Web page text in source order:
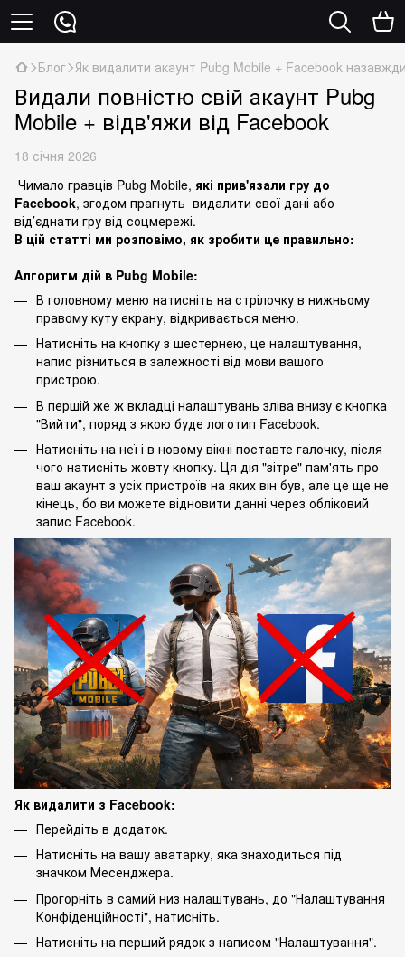
Блог Як видалити акаунт Pubg Mobile + Facebook
Видали повністю свій акаунт Pubg
Mobile + відв'яжи від Facebook
18 січня 2026
Чимало гравців Pubg Mobile, які прив'язали гру до
Facebook, згодом прагнуть видалити свої дані або
від’єднати гру від соцмережі.
В цій статті ми розповімо, як зробити це правильно:
Алгоритм дій в Pubg Mobile:
В головному меню натисніть на стрілочку в нижньому
правому куту екрану, відкривається меню.
Натисніть на кнопку з шестернею, це налаштування,
напис різниться в залежності від мови вашого
пристрою.
В першій же ж вкладці налаштувань зліва внизу є кнопка
"Вийти", поряд з якою буде логотип Facebook.
Натисніть на неї і в новому вікні поставте галочку, після
чого натисніть жовту кнопку. Ця дія "зітре" пам'ять про
ваш акаунт з усіх пристроїв на яких він був, але це ще не
кінець, бо ви можете відновити данні через обліковий
запис Facebook.
Як видалити з Facebook:
Перейдіть в додаток.
Натисніть на вашу аватарку, яка знаходиться під
значком Месенджера.
Прогорніть в самий низ налаштувань, до "Налаштування
Конфіденційності", натисніть.
Натисніть на перший рядок з написом "Налаштування".